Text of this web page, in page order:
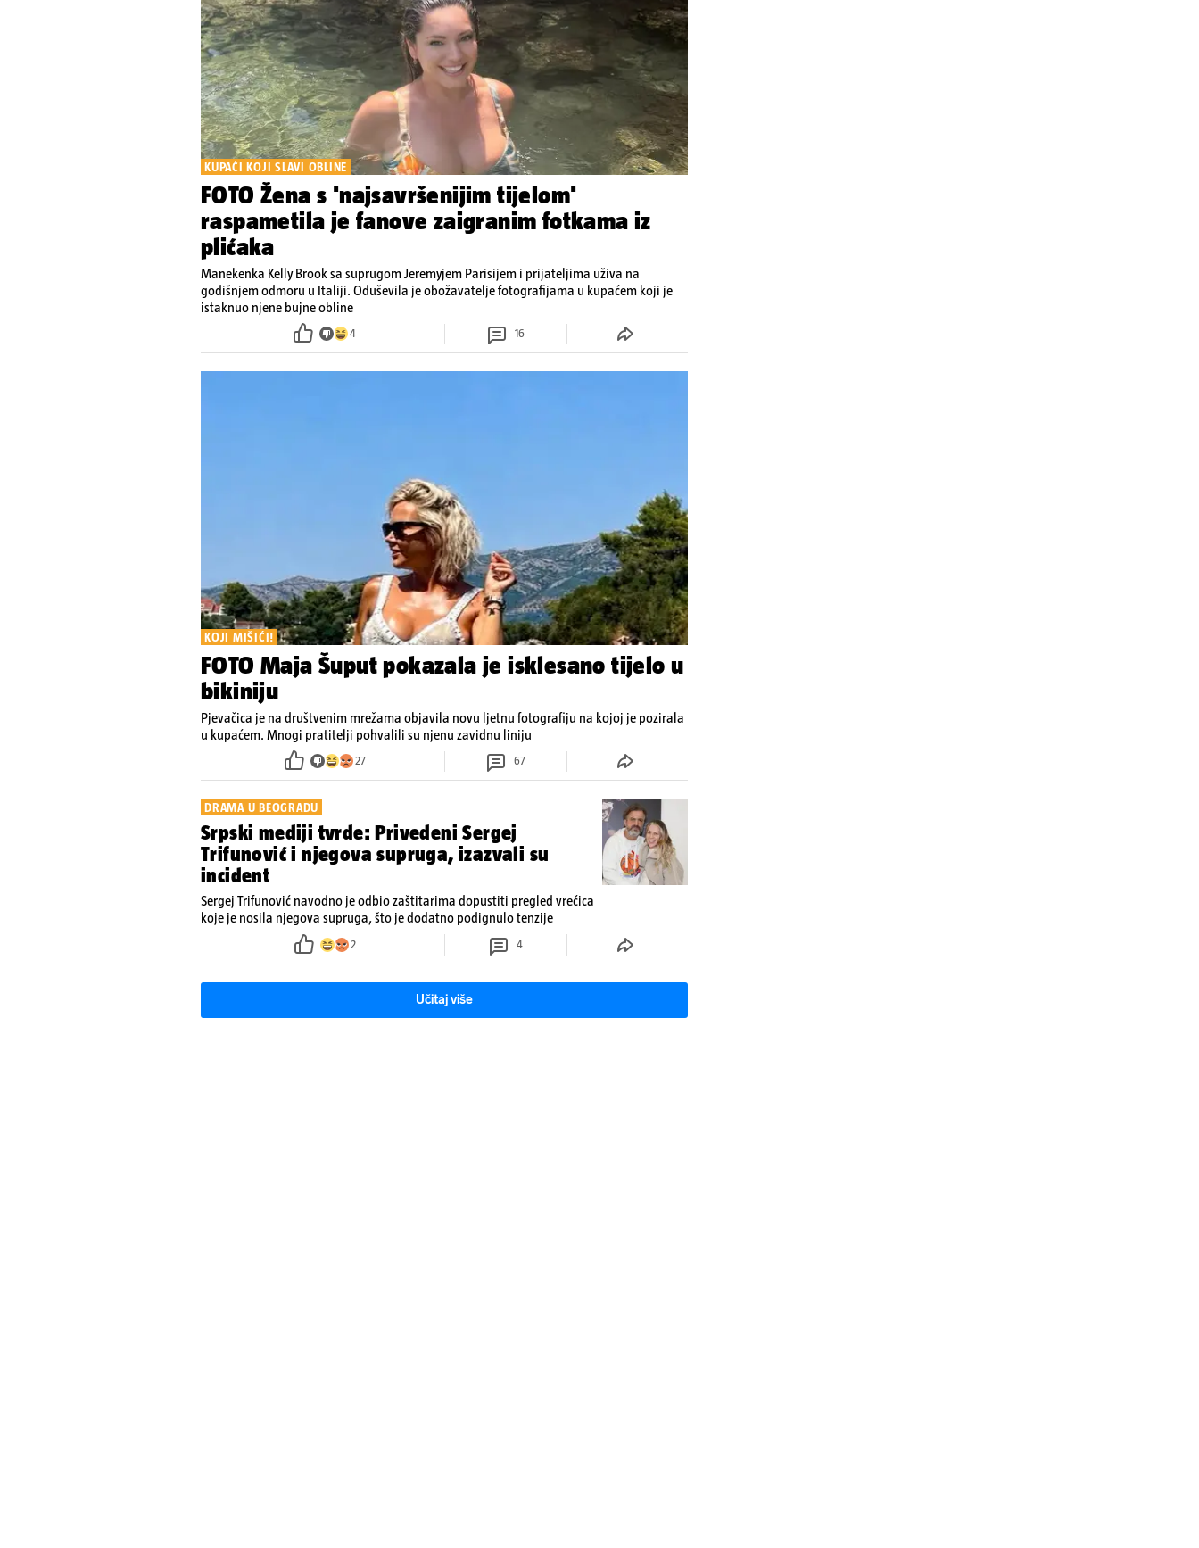
KUPAĆI KOJI SLAVI OBLINE
FOTO Žena s 'najsavršenijim tijelom'
raspametila je fanove zaigranim fotkama iz
plićaka
Manekenka Kelly Brook sa suprugom Jeremyjem Parisijem i prijateljima uživa na
godišnjem odmoru u Italiji. Oduševila je obožavatelje fotografijama u kupaćem koji je
istaknuo njene bujne obline
4 16
KOJI MIŠIĆI!
FOTO Maja Šuput pokazala je isklesano tijelo u
bikiniju
Pjevačica je na društvenim mrežama objavila novu ljetnu fotografiju na kojoj je pozirala
u kupaćem. Mnogi pratitelji pohvalili su njenu zavidnu liniju
27 67
DRAMA U BEOGRADU
Srpski mediji tvrde: Privedeni Sergej
Trifunović i njegova supruga, izazvali su
incident
Sergej Trifunović navodno je odbio zaštitarima dopustiti pregled vrećica
koje je nosila njegova supruga, što je dodatno podignulo tenzije
2 4
Učitaj više